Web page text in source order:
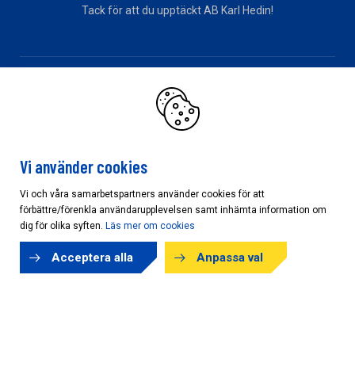
Tack för att du upptäckt AB Karl Hedin!
Bygghandel
Cookieinställningar
Vi använder cookies
Vi och våra samarbetspartners använder cookies för att
förbättre/förenkla användarupplevelsen samt inhämta information om
dig för olika syften. Läs mer om cookies
Acceptera alla Anpassa val